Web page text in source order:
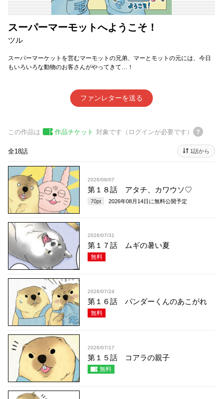
スーパーマーモットへようこそ！
ツル
スーパーマーケットを営むマーモットの兄弟、マーとモットの元には、今日
もいろいろな動物のお客さんがやってきて…！
ファンレターを送る
この作品は 作品チケット 対象です（ログインが必要です）
全18話 1話から
2026/08/07
第１８話 アタチ、カワウソ♡
70pt 2026年08月14日 に無料公開予定
2026/07/31
第１７話 ムギの暑い夏
無料
2026/07/24
第１６話 パンダーくんのあこがれ
無料
2026/07/17
第１５話 コアラの親子
無料